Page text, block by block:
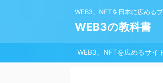
WEB3、NFTを日本に広める
WEB3の教科書
WEB3、NFTを広めるサイ